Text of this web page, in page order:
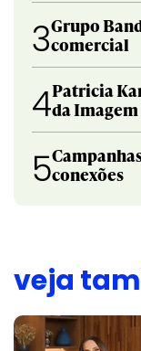
3Grupo
comercial
4Patricia
da
5conexões
veja